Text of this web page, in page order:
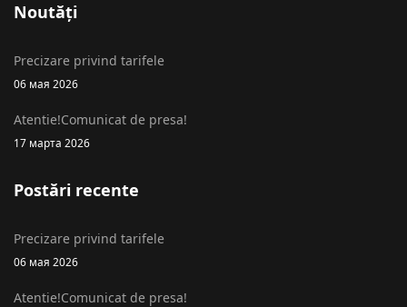
Noutăți
Precizare privind tarifele
06 мая 2026
Atentie!Comunicat de presa!
17 марта 2026
Postări recente
Precizare privind tarifele
06 мая 2026
Atentie!Comunicat de presa!